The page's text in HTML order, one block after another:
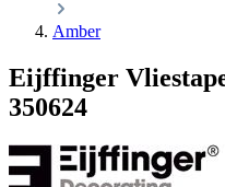
Amber
Eijffinger
350624